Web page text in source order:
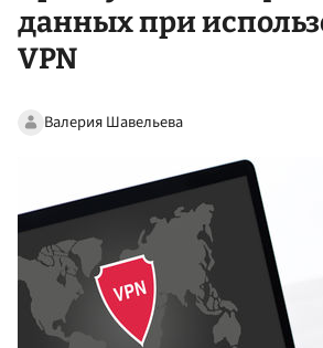
данных при
VPN
Валерия Шавельева